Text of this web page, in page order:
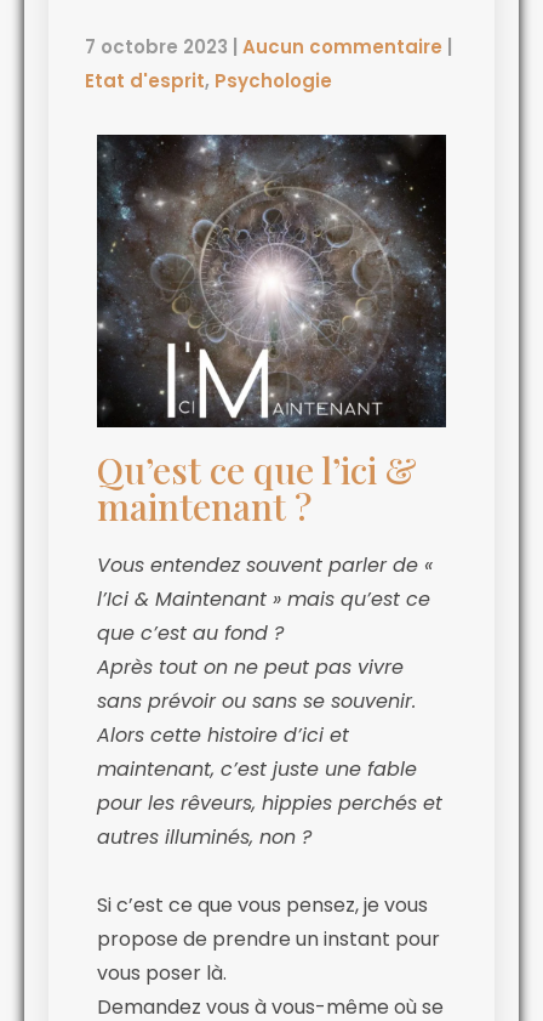
7 octobre 2023 Aucun commentaire
Etat d'esprit, Psychologie
Qu’est ce que l’ici &
maintenant ?
Vous entendez souvent parler de «
l’Ici & Maintenant » mais qu’est ce
que c’est au fond ?
Après tout on ne peut pas vivre
sans prévoir ou sans se souvenir.
Alors cette histoire d’ici et
maintenant, c’est juste une fable
pour les rêveurs, hippies perchés et
autres illuminés, non ?
Si c’est ce que vous pensez, je vous
propose de prendre un instant pour
vous poser là.
Demandez vous à vous-même où se